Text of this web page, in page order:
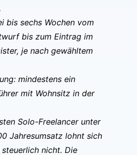
bis sechs Wochen vom
bis zum Eintrag im
je nach gewähltem
mindestens ein
mit Wohnsitz in der
Solo-Freelancer unter
Jahresumsatz lohnt sich
steuerlich nicht. Die